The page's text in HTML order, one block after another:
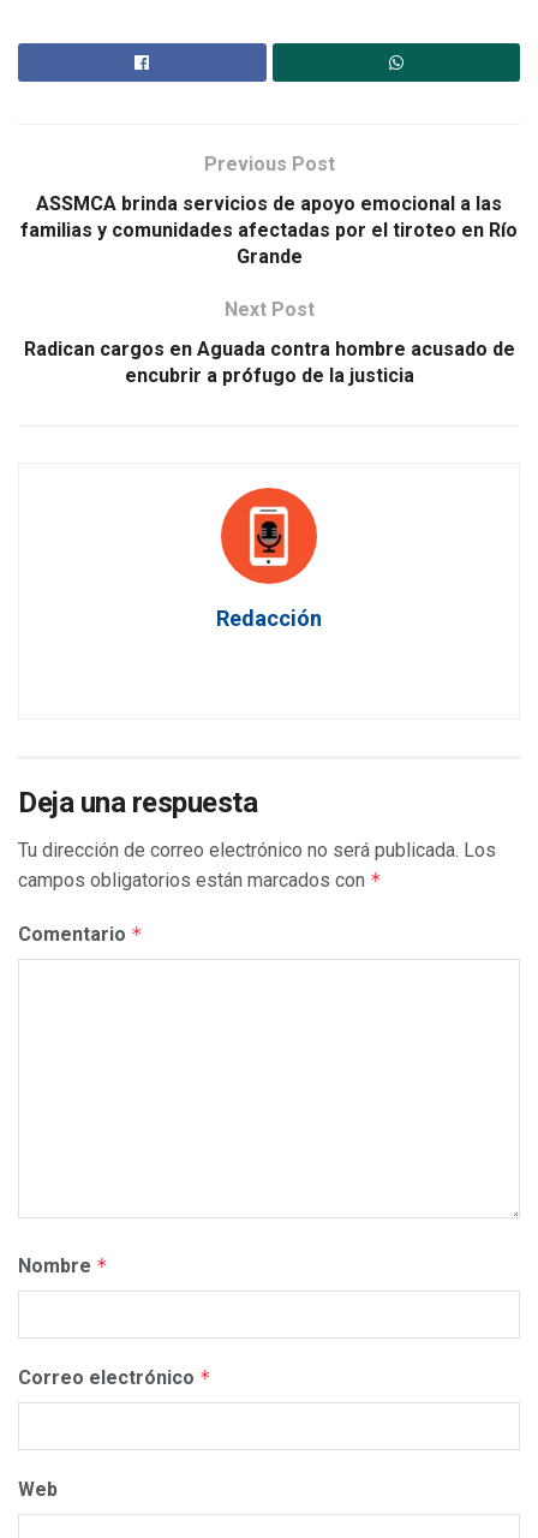
Previous Post
ASSMCA brinda servicios de apoyo emocional a las
familias y comunidades afectadas por el tiroteo en Río
Grande
Next Post
Radican cargos en Aguada contra hombre acusado de
encubrir a prófugo de la justicia
Redacción
Deja una respuesta
Tu dirección de correo electrónico no será publicada. Los
campos obligatorios están marcados con *
Comentario *
Nombre *
Correo electrónico *
Web